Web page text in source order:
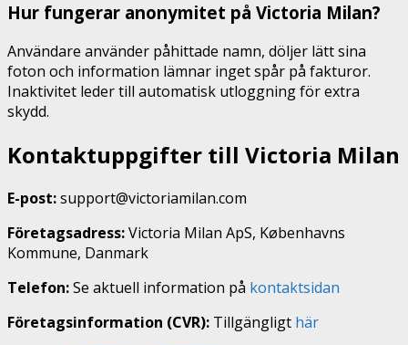
Hur fungerar anonymitet på Victoria Milan?
Användare använder påhittade namn, döljer lätt sina
foton och information lämnar inget spår på fakturor.
Inaktivitet leder till automatisk utloggning för extra
skydd.
Kontaktuppgifter till Victoria Milan
E-post:support@victoriamilan.com
Företagsadress:Victoria Milan ApS, Københavns
Kommune, Danmark
Telefon:Se aktuell information på kontaktsidan
Företagsinformation (CVR): Tillgängligt här